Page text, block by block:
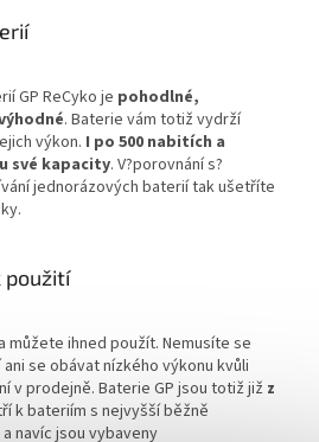
GP ReCyko je pohodlné,
. Baterie vám totiž vydrží
výkon. I po 500 nabitích a
své kapacity. V?porovnání s?
jednorázových baterií tak ušetříte
použití
můžete ihned použít. Nemusíte se
se obávat nízkého výkonu kvůli
v prodejně. Baterie GP jsou totiž již z
k bateriím s nejvyšší běžně
navíc jsou vybaveny